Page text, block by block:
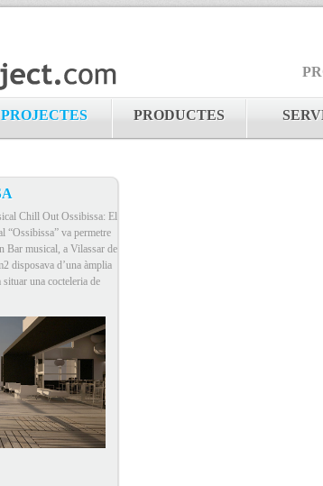
PROJECTES PRODUCTES
Chill Out Ossibissa: El
“Ossibissa” va permetre
Bar musical, a Vilassar de
disposava d’una àmplia
una cocteleria de